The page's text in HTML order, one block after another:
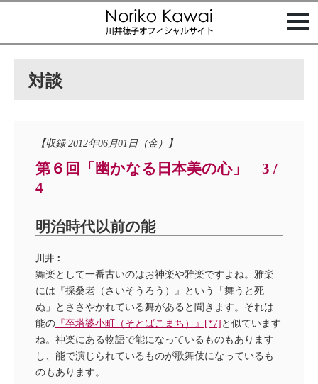
t
o
対談
【収録 2012年06月01日（金）】
第６回「幽かなる日本美の心」 3 /
4
明治時代以前の能
川井：
舞楽として一番古いのはお神楽や雅楽ですよね。雅楽
には『採桑老（さいそうろう）』という「舞うと死
ぬ」とささやかれている舞があると聞きます。それは
能の 『卒塔婆小町（そとばこまち）』[*7]と似ています
ね。神楽にある物語で能になっているものもあります
し、能で演じられているものが歌舞伎になっているも
のもあります。